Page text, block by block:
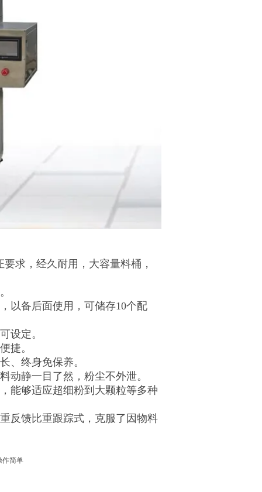
求，经久耐用，大容量料桶，
以备后面使用，可储存10个配
设定。
捷。
、终身免保养。
动静一目了然，粉尘不外泄。
能够适应超细粉到大颗粒等多种
反馈比重跟踪式，克服了因物料